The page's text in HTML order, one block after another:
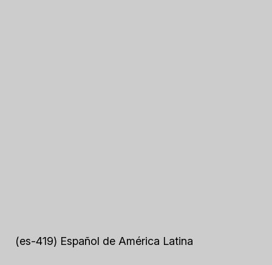
(es-419) Español de América Latina